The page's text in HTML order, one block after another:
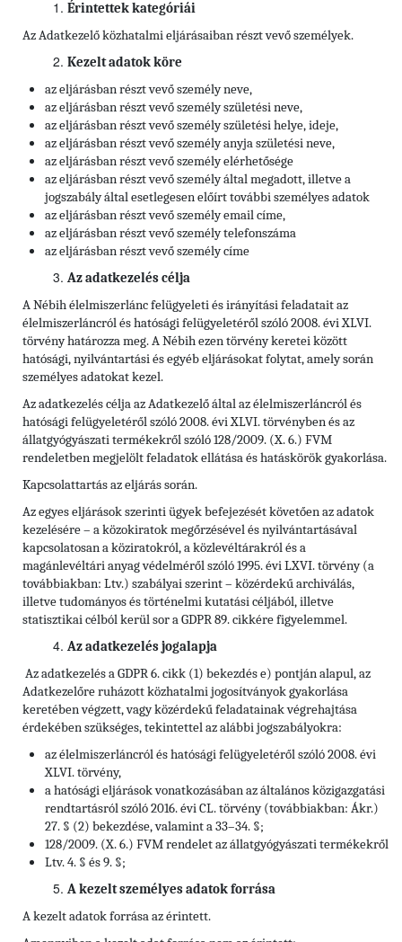
Érintettek kategóriái
Az Adatkezelő közhatalmi eljárásaiban részt vevő személyek.
Kezelt adatok köre
az eljárásban részt vevő személy neve,
az eljárásban részt vevő személy születési neve,
az eljárásban részt vevő személy születési helye, ideje,
az eljárásban részt vevő személy anyja születési neve,
az eljárásban részt vevő személy elérhetősége
az eljárásban részt vevő személy által megadott, illetve a
jogszabály által esetlegesen előírt további személyes adatok
az eljárásban részt vevő személyemail címe,
az eljárásban részt vevő személytelefonszáma
az eljárásban részt vevő személycíme
Az adatkezelés célja
A Nébih élelmiszerlánc felügyeleti és irányítási feladatait az
élelmiszerláncról és hatósági felügyeletéről szóló 2008. évi XLVI.
törvény határozza meg. A Nébih ezen törvény keretei között
hatósági, nyilvántartási és egyéb eljárásokat folytat, amely során
személyes adatokat kezel.
Az adatkezelés célja az Adatkezelő által az élelmiszerláncról és
hatósági felügyeletéről szóló 2008. évi XLVI. törvényben és az
állatgyógyászati termékekről szóló 128/2009. (X. 6.) FVM
rendeletben megjelölt feladatok ellátása és hatáskörök gyakorlása.
Kapcsolattartás az eljárás során.
Az egyes eljárások szerinti ügyek befejezését követően az adatok
kezelésére – a közokiratok megőrzésével és nyilvántartásával
kapcsolatosan a köziratokról, a közlevéltárakról és a
magánlevéltári anyag védelméről szóló 1995. évi LXVI. törvény (a
továbbiakban: Ltv.) szabályai szerint – közérdekű archiválás,
illetve tudományos és történelmi kutatási céljából, illetve
statisztikai célból kerül sor a GDPR 89. cikkére figyelemmel.
Az adatkezelés jogalapja
Az adatkezelés a GDPR 6. cikk (1) bekezdés e) pontján alapul, az
Adatkezelőre ruházott közhatalmi jogosítványok gyakorlása
keretében végzett, vagy közérdekű feladatainak végrehajtása
érdekében szükséges, tekintettel az alábbi jogszabályokra:
az élelmiszerláncról és hatósági felügyeletéről szóló 2008. évi
XLVI. törvény,
a hatósági eljárások vonatkozásában az általános közigazgatási
rendtartásról szóló 2016. évi CL. törvény (továbbiakban: Ákr.)
27. § (2) bekezdése, valamint a 33–34. §;
128/2009. (X. 6.) FVM rendelet az állatgyógyászati termékekről
Ltv. 4. § és 9. §;
A kezelt személyes adatok forrása
A kezelt adatok forrása az érintett.